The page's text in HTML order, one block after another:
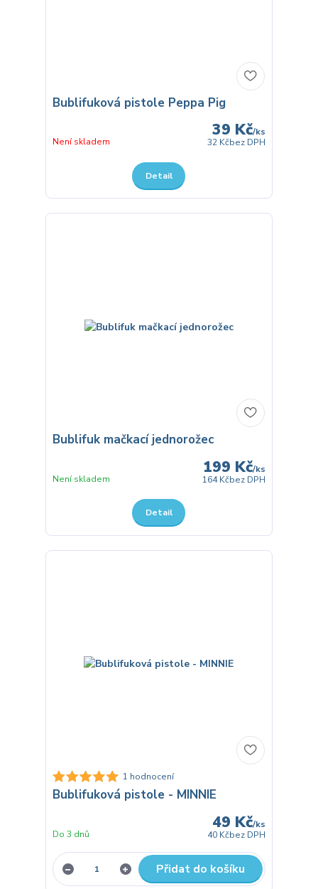
Bublifuková pistole Peppa Pig
39 Kč/ks
32 Kčbez DPH
Není skladem
Detail
Bublifuk mačkací jednorožec
199 Kč/ks
164 Kčbez DPH
Není skladem
Detail
1 hodnocení
Bublifuková pistole - MINNIE
49 Kč/ks
40 Kčbez DPH
Do 3 dnů
Přidat do košíku